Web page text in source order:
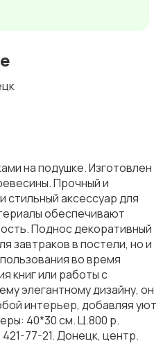
на подушке. Изготовлен
Прочный и
стильный аксессуар для
обеспечивают
Поднос декоративный
завтраков в постели, но и
во время
книг или работы с
элегантному дизайну, он
интерьер, добавляя уют
40*30 см. Ц.800 р.
77-21. Донецк, центр.